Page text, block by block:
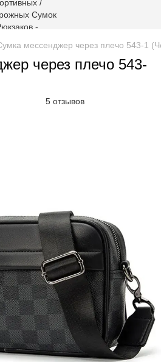
мессенджер через плечо 543-1
через плечо 543-
5 отзывов